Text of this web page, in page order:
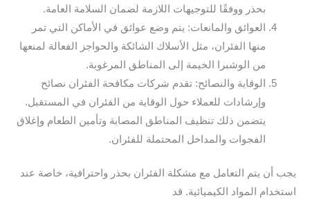
بحذر ووفقًا للتوجيهات اللازمة لضمان السلامة العامة.
العوائق والمانعات: يتم وضع عوائق في الأماكن التي تمر
منها الفئران، مثل الأسلاك الشائكة والحواجز الفعالة لمنعها
من الوشبرا الخيمة إلى المناطق المرغوبة.
الوقاية والنصائح: تقدم شركات مكافحة الفئران نصائح
وإرشادات للعملاء حول الوقاية من الفئران في المستقبل.
يتضمن ذلك تنظيف المناطق المصابة وتأمين الطعام وإغلاق
الفجوات والمداخل المحتملة للفئران.
يجب أن يتم التعامل مع مشكلة الفئران بحذر واحترافية، خاصة عند
استخدام المواد الكيميائية. قد